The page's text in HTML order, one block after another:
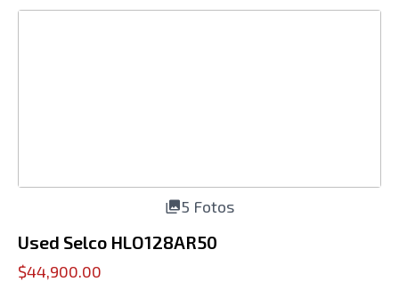
5 Fotos
Used Selco HLO128AR50
$44,900.00